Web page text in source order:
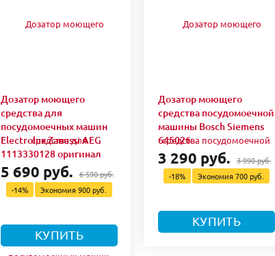
Дозатор моющего
средства для
посудомоечных машин
Electrolux Zanussi AEG
1113330128 оригинал
5 690 руб. 6 590 руб.
-14%
Экономия900 руб.
КУПИТЬ
Дозатор моющего
средства посудомоечной
машины Bosch Siemens
645026
3 290 руб. 3 990 руб.
-18%
Экономия700 руб.
КУПИТЬ